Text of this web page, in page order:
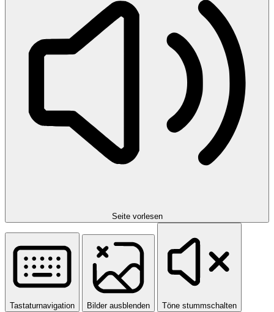
Seite vorlesen
Tastaturnavigation Bilder ausblenden Töne stummschalten